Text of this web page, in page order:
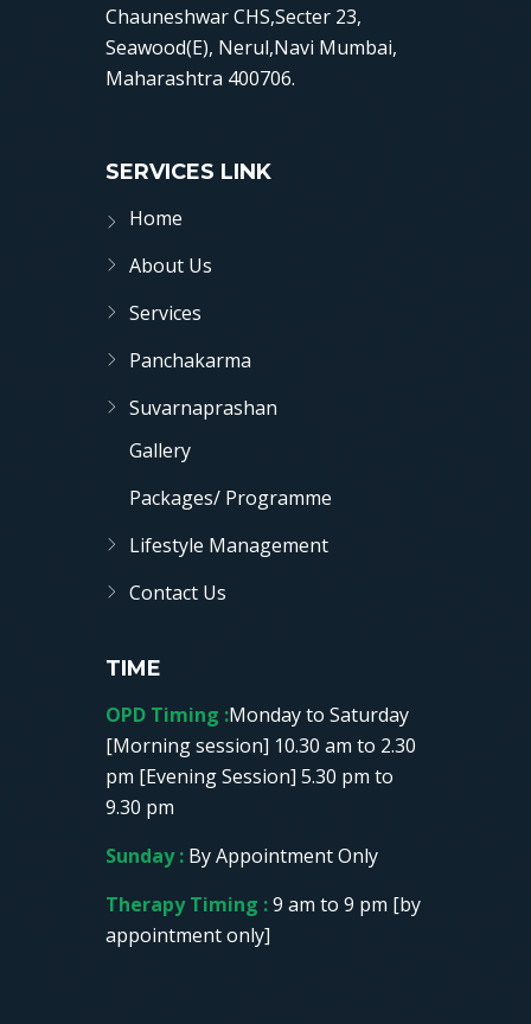
Chauneshwar CHS,Secter 23,
Seawood(E), Nerul,Navi Mumbai,
Maharashtra 400706.
SERVICES LINK
Home
About Us
Services
Panchakarma
Suvarnaprashan
Gallery
Packages/ Programme
Lifestyle Management
Contact Us
TIME
OPD Timing :Monday to Saturday
[Morning session] 10.30 am to 2.30
pm [Evening Session] 5.30 pm to
9.30 pm
Sunday : By Appointment Only
Therapy Timing :9 am to 9 pm [by
appointment only]